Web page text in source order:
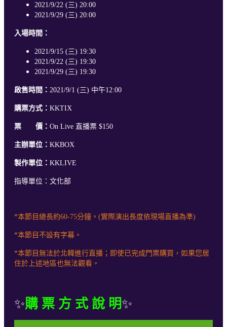
2021/9/22 (三) 20:00
2021/9/29 (三) 20:00
入場時間：
2021/9/15 (三) 19:30
2021/9/22 (三) 19:30
2021/9/29 (三) 19:30
啟售時間： 2021/9/1 (三) 中午12:00
購票方式： KKTIX
票 價： On Live 直播票 $150
主辦單位： KKBOX
製作單位： KKLIVE
指導單位：文化部
*本節目總長約60-75分鐘。(實際演出長度依現場直播為準)
*本節目不設有字幕。
*本節目無法於北韓進行直播；即使已完成門票購買，如果您居
住於上述地區也無法觀看。
✨購 票 方 式 說 明✨